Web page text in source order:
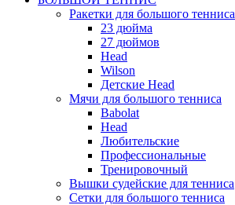
Ракетки для большого тенниса
23 дюйма
27 дюймов
Head
Wilson
Детские Head
Мячи для большого тенниса
Babolat
Head
Любительские
Профессиональные
Тренировочный
Вышки судейские для тенниса
Сетки для большого тенниса